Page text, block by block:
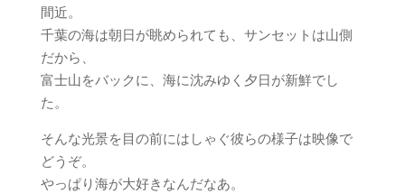
間近。
千葉の海は朝日が眺められても、サンセットは山側
だから、
富士山をバックに、海に沈みゆく夕日が新鮮でし
た。
そんな光景を目の前にはしゃぐ彼らの様子は映像で
どうぞ。
やっぱり海が大好きなんだなあ。